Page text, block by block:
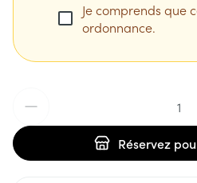
Je comprends que
ordonnance.
Réservez